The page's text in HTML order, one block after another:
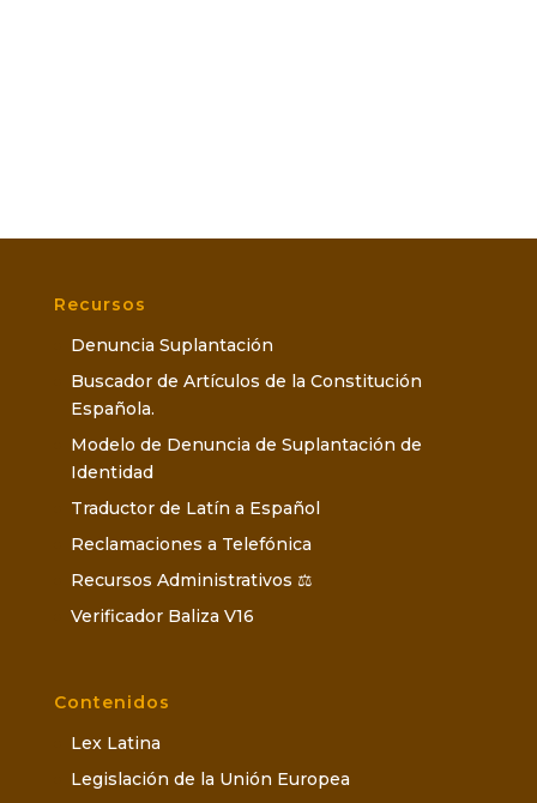
Recursos
Denuncia Suplantación
Buscador de Artículos de la Constitución
Española.
Modelo de Denuncia de Suplantación de
Identidad
Traductor de Latín a Español
Reclamaciones a Telefónica
Recursos Administrativos ⚖️
Verificador Baliza V16
Contenidos
Lex Latina
Legislación de la Unión Europea